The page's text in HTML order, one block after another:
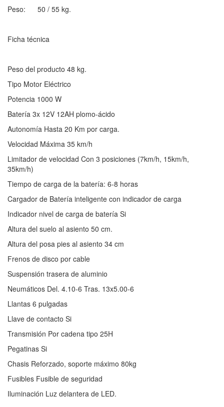
Peso: 50 / 55 kg.
Ficha técnica
Peso del producto 48 kg.
Tipo Motor Eléctrico
Potencia 1000 W
Batería 3x 12V 12AH plomo-ácido
Autonomía Hasta 20 Km por carga.
Velocidad Máxima 35 km/h
Limitador de velocidad Con 3 posiciones (7km/h, 15km/h,
35km/h)
Tiempo de carga de la batería: 6-8 horas
Cargador de Batería inteligente con indicador de carga
Indicador nivel de carga de batería Si
Altura del suelo al asiento 50 cm.
Altura del posa pies al asiento 34 cm
Frenos de disco por cable
Suspensión trasera de aluminio
Neumáticos Del. 4.10-6 Tras. 13x5.00-6
Llantas 6 pulgadas
Llave de contacto Si
Transmisión Por cadena tipo 25H
Pegatinas Si
Chasis Reforzado, soporte máximo 80kg
Fusibles Fusible de seguridad
Iluminación Luz delantera de LED.